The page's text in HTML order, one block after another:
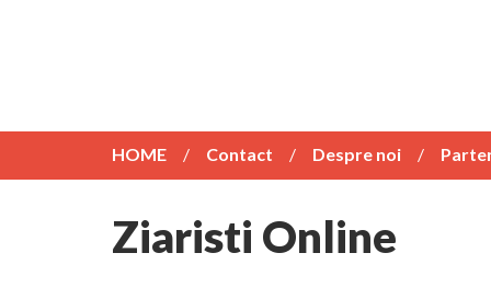
HOME Contact Despre noi
Ziaristi Online